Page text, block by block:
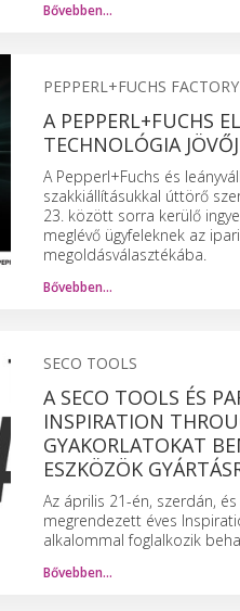
Bővebben…
PEPPERL+FUCHS
A PEPPERL+FUCHS
TECHNOLÓGIA
A Pepperl+Fuchs és
szakkiállításukkal úttörő
23. között sorra kerülő
meglévő ügyfeleknek az
megoldásválasztékába.
Bővebben…
SECO TOOLS
A SECO TOOLS ÉS
INSPIRATION
GYAKORLATOKAT
ESZKÖZÖK
Az április 21-én, szerdán,
megrendezett éves
alkalommal foglalkozik
Bővebben…